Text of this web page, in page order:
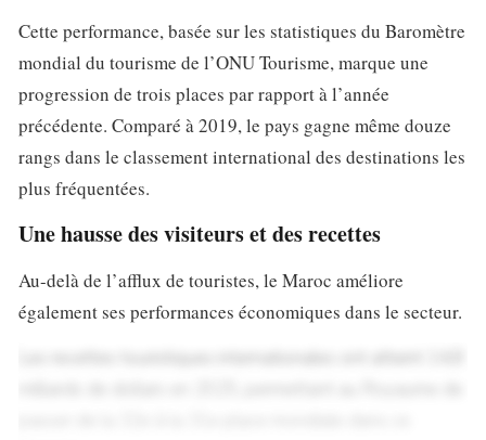
Cette performance, basée sur les statistiques du Baromètre
mondial du tourisme de l’ONU Tourisme, marque une
progression de trois places par rapport à l’année
précédente. Comparé à 2019, le pays gagne même douze
rangs dans le classement international des destinations les
plus fréquentées.
Une hausse des visiteurs et des recettes
Au-delà de l’afflux de touristes, le Maroc améliore
également ses performances économiques dans le secteur.